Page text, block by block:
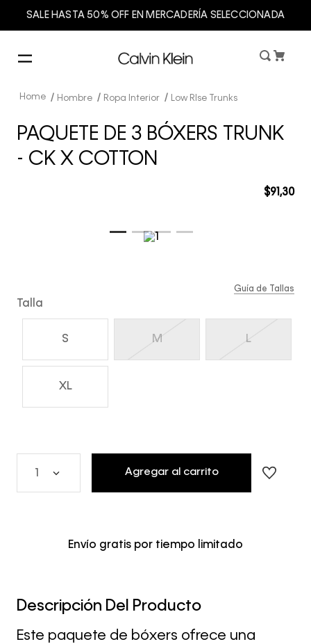
SALE HASTA 50% OFF EN MERCADERÍA SELECCIONADA
Hombre Ropa Interior Low RIse Trunks
PAQUETE DE 3 BÓXERS TRUNK
- CK X COTTON
$91 ,30
Talla
S M L
XL
Guía de Tallas
Agregar al carrito
Envío gratis por tiempo limitado
Descripción Del Producto
Este paquete de bóxers ofrece una